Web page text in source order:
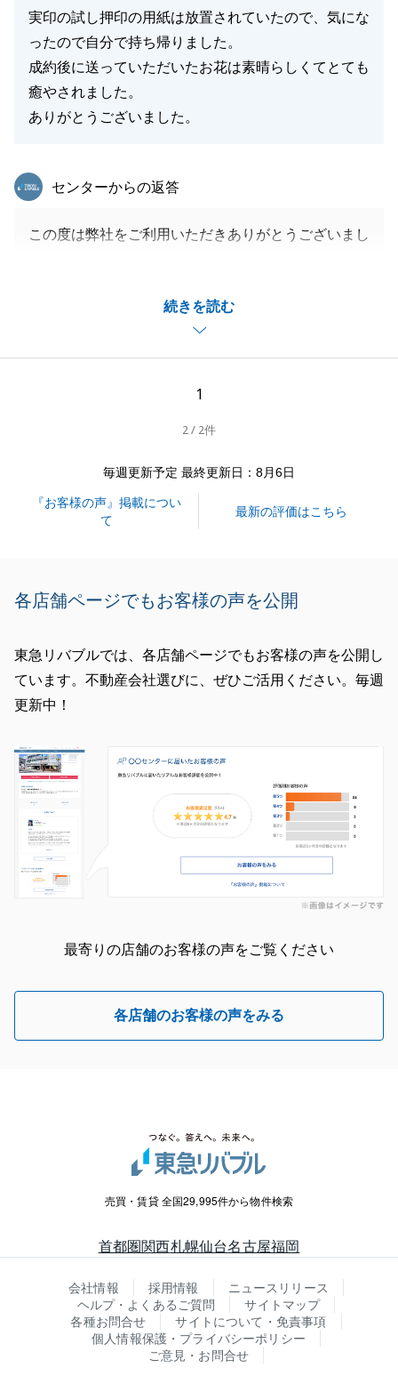
実印の試し押印の用紙は放置されていたので、気にな
ったので自分で持ち帰りました。
成約後に送っていただいたお花は素晴らしくてとても
癒やされました。
ありがとうございました。
続きを読む
東急リバブル
センターからの返答
この度は弊社をご利用いただきありがとうございまし
気配りの気持ちを忘れず、今後の業務に取り組ませて
いただきたいと思います。
引き続き宜しくお願い申し上げます。
閉じる
1
2 / 2件
毎週更新予定 最終更新日：8月6日
『お客様の声』掲載につい
て
最新の評価はこちら
各店舗ページでもお客様の声を公開
東急リバブルでは、各店舗ページでもお客様の声を公開し
ています。不動産会社選びに、ぜひご活用ください。毎週
更新中！
最寄りの店舗のお客様の声をご覧ください
各店舗のお客様の声をみる
売買・賃貸 全国29,995件から物件検索
首都圏関西札幌仙台名古屋福岡
会社情報 採用情報
ニュースリリース
ヘルプ・よくあるご質問
サイトマップ
各種お問合せ
サイトについて・免責事項
個人情報保護・プライバシーポリシー
ご意見・お問合せ